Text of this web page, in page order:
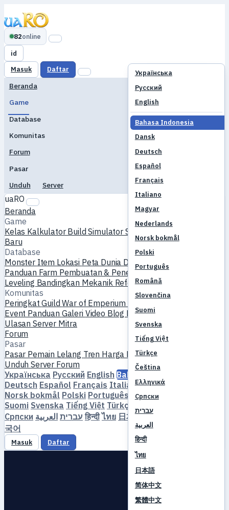
82online
id
Українська
Русский
English
Bahasa Indonesia
Dansk
Deutsch
Español
Français
Italiano
Magyar
Nederlands
Norsk bokmål
Polski
Português
Română
Slovenčina
Suomi
Svenska
Tiếng Việt
Türkçe
Čeština
Ελληνικά
Српски
עברית
العربية
हिन्दी
ไทย
日本語
简体中文
繁體中文
Masuk Daftar
Beranda
Game
Database
Komunitas
Forum
Pasar
Unduh
Server
uaRO
Beranda
Game
Kelas Kalkulator BuildSimulator Skill
Baru
Database
Monster Item Lokasi Peta Dunia Database Skill
Panduan Farm Pembuatan & PenempaanPet
Leveling Bandingkan Mekanik Referensi
Komunitas
PeringkatGuildWar of Emperium
Event Panduan Galeri Video Blog KlubKatalog Server
Ulasan Server Mitra
Forum
Pasar
Pasar Pemain Lelang Tren Harga Ekonomi
UnduhServer Forum
Українська Русский English Bahasa Indonesia
Deutsch Español Français Italiano Magyar
Norsk bokmål Polski Português Română
Suomi Svenska Tiếng Việt Türkçe
Српски
עברית العربية हिन्दी ไทย 日本語 简体中文
국어
Masuk Daftar